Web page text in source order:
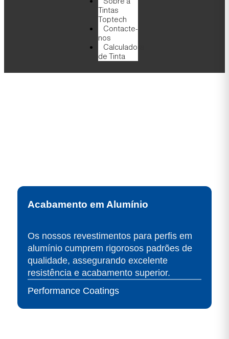
Tintas
Toptech
Contacte-
nos
Calculadora
de Tinta
Acabamento em Alumínio
Os nossos revestimentos para perfis em
alumínio cumprem rigorosos padrões de
qualidade, assegurando excelente
resistência e acabamento superior.
Performance Coatings